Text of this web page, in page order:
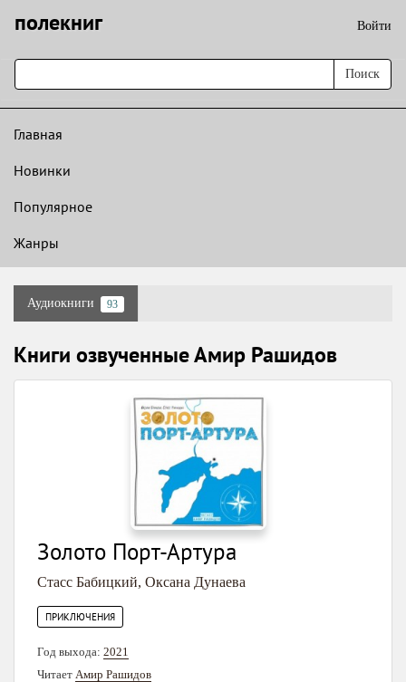
полекниг Войти
Поиск
Главная
Новинки
Популярное
Жанры
Аудиокниги 93
Книги озвученные Амир Рашидов
Золото Порт-Артура
Стасс Бабицкий, Оксана Дунаева
ПРИКЛЮЧЕНИЯ
Год выхода: 2021
Читает Амир Рашидов